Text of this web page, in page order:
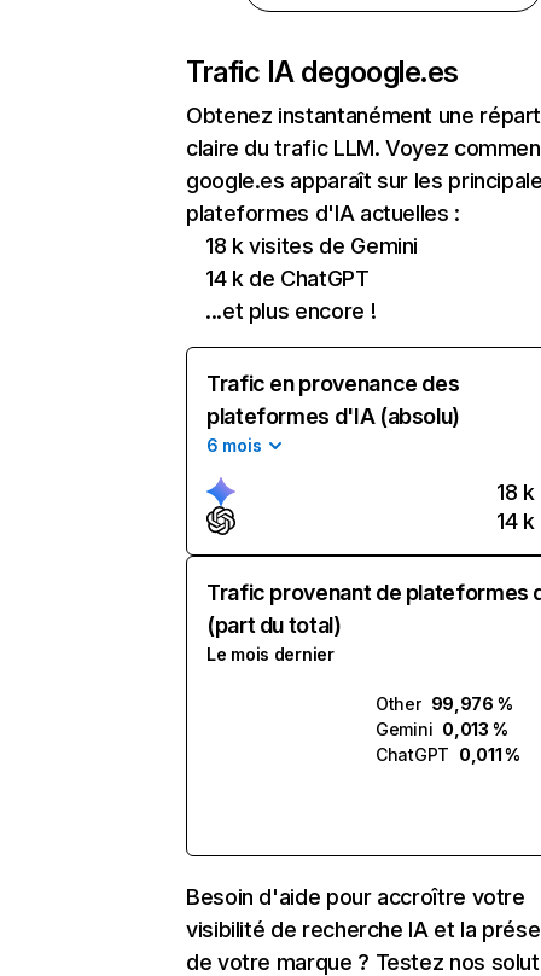
Trafic IA degoogle.es
Obtenez instantanément une
claire du trafic LLM. Voyez
google.es apparaît sur les
plateformes d'IA actuelles :
18 k visites de Gemini
14 k de ChatGPT
...et plus encore !
Trafic en provenance des
plateformes d'IA (absolu)
6 mois
18 k
14 k
Trafic provenant de plateformes
(part du total)
Le mois dernier
Other 99,976 %
Gemini 0,013 %
ChatGPT 0,011 %
Besoin d'aide pour accroître votre
visibilité de recherche IA et la
de votre marque ? Testez nos